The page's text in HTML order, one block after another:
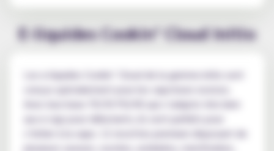
E-liquides Cookin’ Cloud Initio
Les e-liquides Cookin’ Cloud de la gamme initio sont
conçus spécialement pour les vapoteurs novices.
Avec leur base 70/30 PG/VG qui s’adapte très bien
s’initier à la vape. 12 recettes premium disposant de